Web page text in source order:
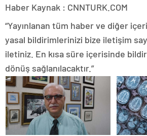
Haber Kaynak : CNNTURK.COM
“Yayınlanan tüm haber ve diğer
yasal bildirimlerinizi bize iletişim
iletiniz. En kısa süre içerisinde
dönüş sağlanılacaktır.”